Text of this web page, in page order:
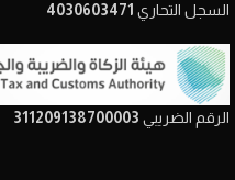
السجل التحاري 4030603471
الرقم الضريبي 311209138700003